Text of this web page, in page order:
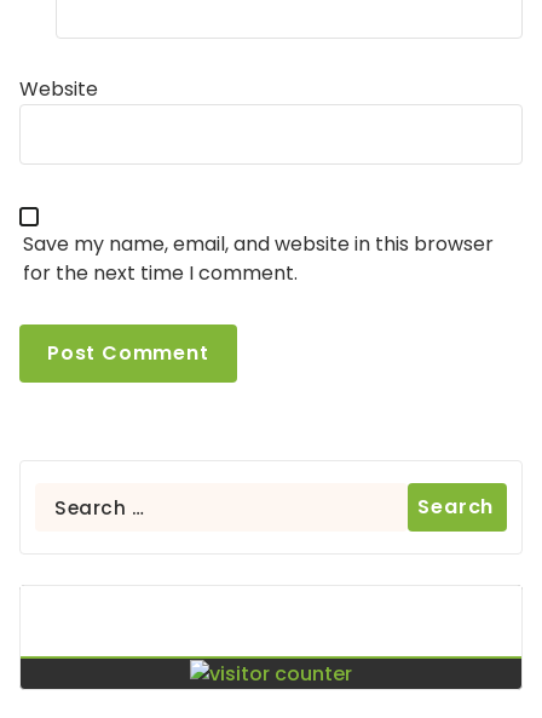
Website
Save my name, email, and website in this browser
for the next time I comment.
Search